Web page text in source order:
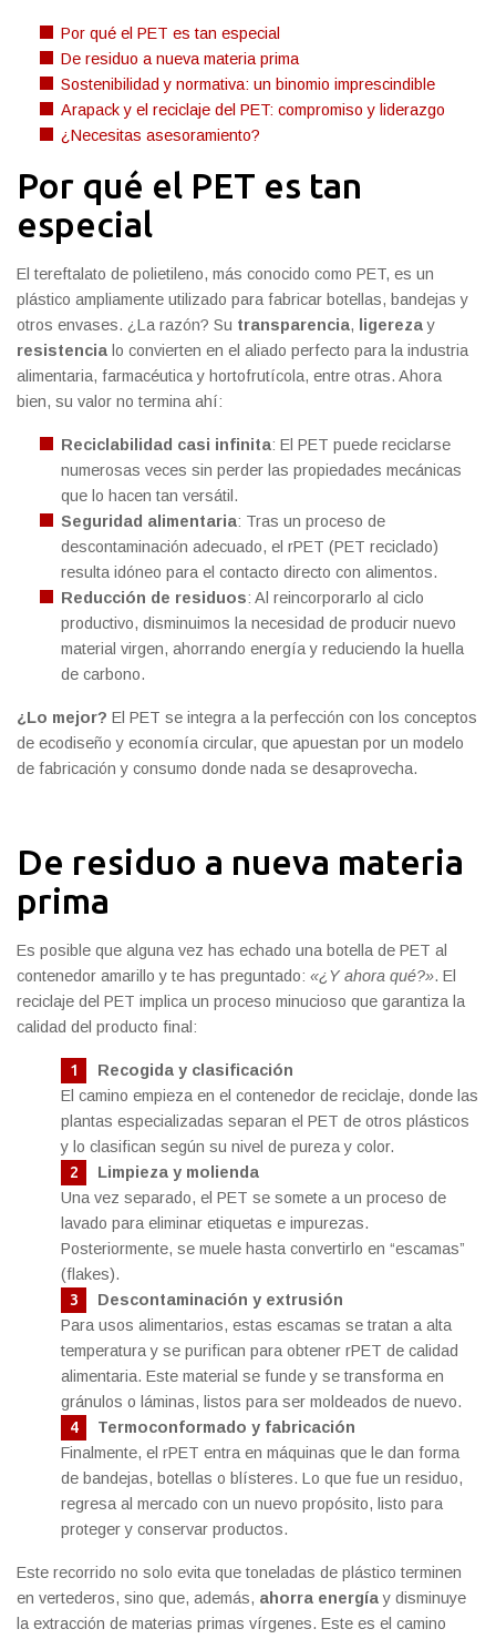
Por qué el PET es tan especial
De residuo a nueva materia prima
Sostenibilidad y normativa: un binomio imprescindible
Arapack y el reciclaje del PET: compromiso y liderazgo
¿Necesitas asesoramiento?
Por qué el PET es tan
especial
El tereftalato de polietileno, más conocido como PET, es un
plástico ampliamente utilizado para fabricar botellas, bandejas y
otros envases. ¿La razón? Su transparencia, ligerezay
resistencia lo convierten en el aliado perfecto para la industria
alimentaria, farmacéutica y hortofrutícola, entre otras. Ahora
bien, su valor no termina ahí:
Reciclabilidad casi infinita: El PET puede reciclarse
numerosas veces sin perder las propiedades mecánicas
que lo hacen tan versátil.
Seguridad alimentaria: Tras un proceso de
descontaminación adecuado, el rPET (PET reciclado)
resulta idóneo para el contacto directo con alimentos.
Reducción de residuos: Al reincorporarlo al ciclo
productivo, disminuimos la necesidad de producir nuevo
material virgen, ahorrando energía y reduciendo la huella
de carbono.
¿Lo mejor? El PET se integra a la perfección con los conceptos
de ecodiseño y economía circular, que apuestan por un modelo
de fabricación y consumo donde nada se desaprovecha.
De residuo a nueva materia
prima
Es posible que alguna vez has echado una botella de PET al
contenedor amarillo y te has preguntado: «¿Y ahora qué?». El
reciclaje del PET implica un proceso minucioso que garantiza la
calidad del producto final:
Recogida y clasificación
El camino empieza en el contenedor de reciclaje, donde las
plantas especializadas separan el PET de otros plásticos
y lo clasifican según su nivel de pureza y color.
Limpieza y molienda
Una vez separado, el PET se somete a un proceso de
lavado para eliminar etiquetas e impurezas.
Posteriormente, se muele hasta convertirlo en “escamas”
(flakes).
Descontaminación y extrusión
Para usos alimentarios, estas escamas se tratan a alta
temperatura y se purifican para obtener rPET de calidad
alimentaria. Este material se funde y se transforma en
gránulos o láminas, listos para ser moldeados de nuevo.
Termoconformado y fabricación
Finalmente, el rPET entra en máquinas que le dan forma
de bandejas, botellas o blísteres. Lo que fue un residuo,
regresa al mercado con un nuevo propósito, listo para
proteger y conservar productos.
Este recorrido no solo evita que toneladas de plástico terminen
en vertederos, sino que, además, ahorra energíay disminuye
la extracción de materias primas vírgenes. Este es el camino